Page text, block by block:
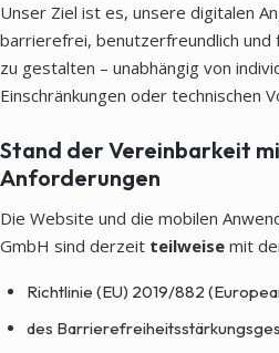
Unser Ziel ist es, unsere digitalen
barrierefrei, benutzerfreundlich und
zu gestalten – unabhängig von
Einschränkungen oder technischen
Stand der Vereinbarkeit
Anforderungen
Die Website und die mobilen
GmbH sind derzeit teilweise mit
Richtlinie (EU) 2019/882
des